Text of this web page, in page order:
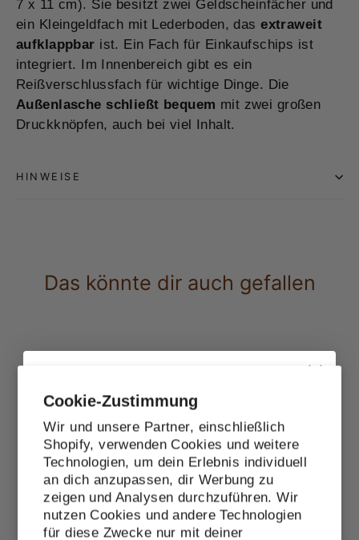
Cookie-Zustimmung
Wir und unsere Partner, einschließlich
Shopify, verwenden Cookies und weitere
Technologien, um dein Erlebnis individuell
an dich anzupassen, dir Werbung zu
zeigen und Analysen durchzuführen. Wir
nutzen Cookies und andere Technologien
für diese Zwecke nur mit deiner
7 x 11 cm). Sie besitzt zwei Geldscheinfächer und
ein Kleingeldfach mit Lederboden, dasextraweit
aufklappbar ist. Ein Fach für Einkaufschips ist
integriert. Im Innenbereich gibt es ein
Reißverschlussfach für wichtige Dinge. Die
Außenlasche schließt bequem mit zwei großen
Druckknöpfen, auch bei viel Inhalt.
HINWEISE
Das könnte dir auch gefallen
10% Rabatt
Melde dich zum Newsletter an und erhalte
10% Rabatt auf den nächsten Einkauf!